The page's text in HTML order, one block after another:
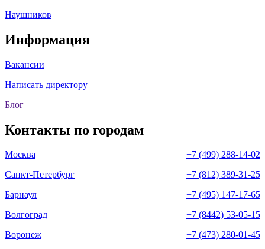
Наушников
Информация
Вакансии
Написать директору
Блог
Контакты по городам
Москва
+7 (499) 288-14-02
Санкт-Петербург
+7 (812) 389-31-25
Барнаул
+7 (495) 147-17-65
Волгоград
+7 (8442) 53-05-15
Воронеж
+7 (473) 280-01-45